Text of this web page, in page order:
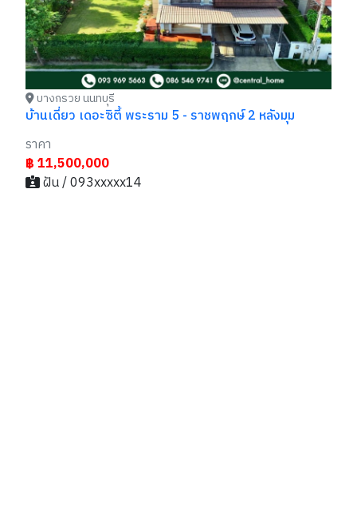
บางกรวย นนทบุรี
บ้านเดี่ยว เดอะซิตี้ พระราม 5 - ราชพฤกษ์ 2 หลังมุม
ราคา
฿ 11,500,000
ฝัน / 093xxxxx14